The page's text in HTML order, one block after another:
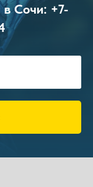
в Сочи: +7-